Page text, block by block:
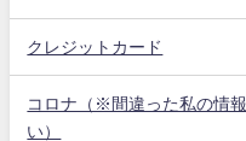
クレジットカード
コロナ（※間違った私の情
い）